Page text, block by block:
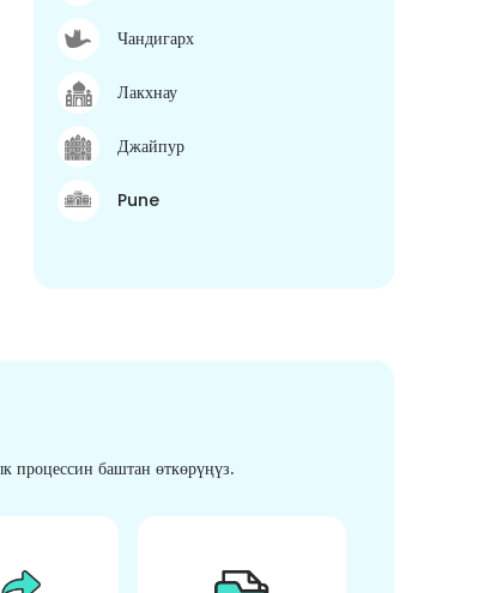
Чандигарх
Лакхнау
Джайпур
Pune
процессин баштан өткөрүңүз.